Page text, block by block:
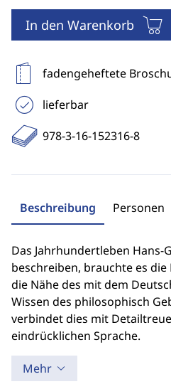
In den Warenkorb
fadengeheftete
lieferbar
978-3-16-152316-8
Beschreibung Personen
Das Jahrhundertleben Hans-
beschreiben, brauchte es
die Nähe des mit dem
Wissen des philosophisch
verbindet dies mit
eindrücklichen Sprache.
Mehr